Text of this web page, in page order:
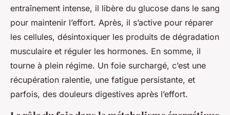
entraînement intense, il libère du glucose dans le sang
pour maintenir l’effort. Après, il s’active pour réparer
les cellules, désintoxiquer les produits de dégradation
musculaire et réguler les hormones. En somme, il
tourne à plein régime. Un foie surchargé, c’est une
récupération ralentie, une fatigue persistante, et
parfois, des douleurs digestives après l’effort.